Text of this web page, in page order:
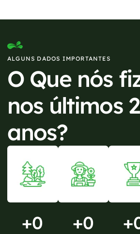
ALGUNS DADOS IMPORTANTES
O Que nós
nos últimos
anos?
+0 +0 +